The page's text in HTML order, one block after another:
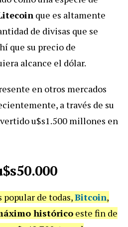
que es altamente
de divisas que se
que su precio de
alcance el dólar.
en otros mercados
a través de su
u$s1.500 millones en
de todas,Bitcoin,
histórico este fin de